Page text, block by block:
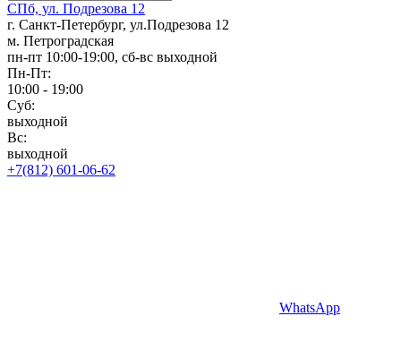
СПб, ул. Подрезова 12
г. Санкт-Петербург, ул.Подрезова 12
м. Петроградская
пн-пт 10:00-19:00, сб-вс выходной
Пн-Пт:
10:00 - 19:00
Суб:
выходной
Вс:
выходной
+7(812) 601-06-62
WhatsApp